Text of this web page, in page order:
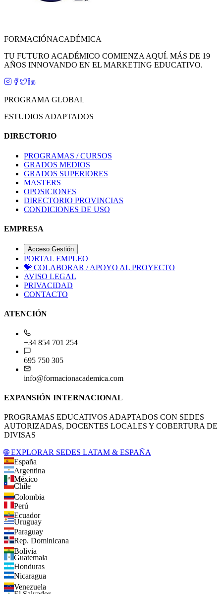
FORMACIÓNACADÉMICA
TU FUTURO ACADÉMICO COMIENZA AQUÍ. MÁS DE 19
AÑOS INNOVANDO EN EL MARKETING EDUCATIVO.
PROGRAMA GLOBAL
ESTUDIOS ADAPTADOS
DIRECTORIO
PROGRAMAS / CURSOS
GRADOS MEDIOS
GRADOS SUPERIORES
MASTERS
OPOSICIONES
DIRECTORIO PROVINCIAS
CONDICIONES DE USO
EMPRESA
Acceso Gestión
PORTAL EMPLEO
💝 COLABORAR / APOYO AL PROYECTO
AVISO LEGAL
PRIVACIDAD
CONTACTO
ATENCIÓN
+34 854 701 254
695 750 305
info@formacionacademica.com
EXPANSIÓN INTERNACIONAL
PROGRAMAS EDUCATIVOS ADAPTADOS CON SEDES
AUTORIZADAS, DOCENTES LOCALES Y COBERTURA DE
DIVISAS
🌐 EXPLORAR SEDES LATAM & ESPAÑA
España
Argentina
México
Chile
Colombia
Perú
Ecuador
Uruguay
Paraguay
Rep. Dominicana
Bolivia
Guatemala
Honduras
Nicaragua
Venezuela